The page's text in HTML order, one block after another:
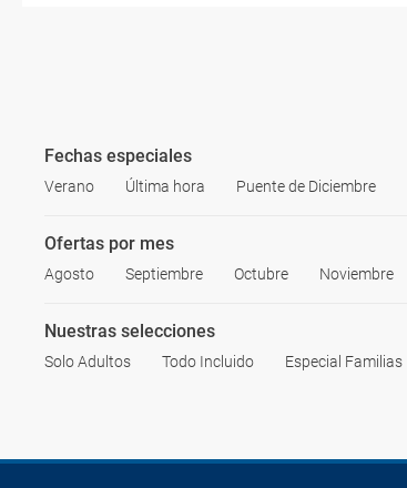
Fechas especiales
Verano Última hora Puente de Diciembre
Ofertas por mes
Agosto Septiembre Octubre Noviembre
Nuestras selecciones
Solo Adultos Todo Incluido Especial Familias